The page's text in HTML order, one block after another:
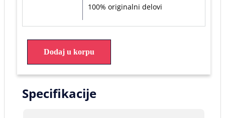
100% originalni delovi
Dodaj u korpu
Specifikacije